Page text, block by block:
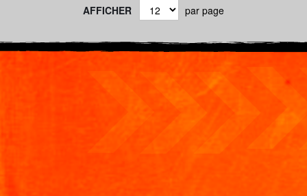
AFFICHER par page